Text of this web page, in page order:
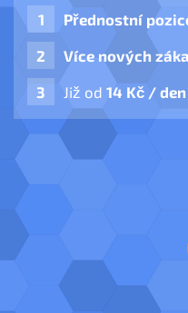
Přednostní
Více nových
Již od 14 Kč / den